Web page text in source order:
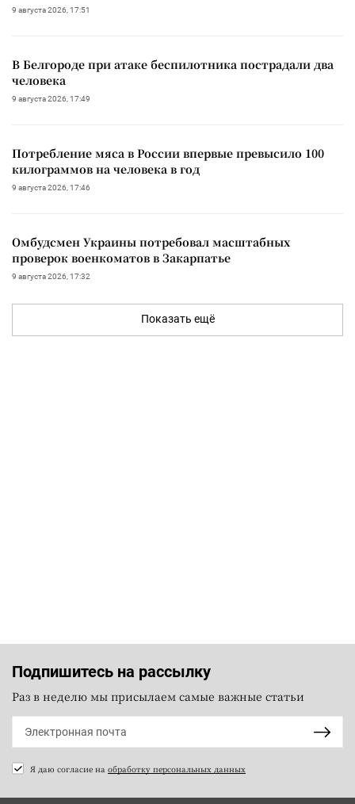
9 августа 2026, 17:51
В Белгороде при атаке беспилотника пострадали два
человека
9 августа 2026, 17:49
Потребление мяса в России впервые превысило 100
килограммов на человека в год
9 августа 2026, 17:46
Омбудсмен Украины потребовал масштабных
проверок военкоматов в Закарпатье
9 августа 2026, 17:32
Показать ещё
Подпишитесь на рассылку
Раз в неделю мы присылаем самые важные статьи
Я даю согласие на обработку персональных данных